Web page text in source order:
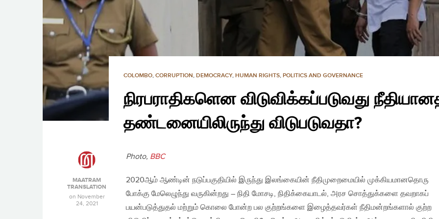
COLOMBO, CORRUPTION, DEMOCRACY, HUMAN RIGHTS, POLITICS AND GOVERNANCE
நிரபராதிகளென விடுவிக்கப்படுவது
தண்டனையிலிருந்து விடுபடுவதா?
MAATRAM
TRANSLATION
on November
24, 2021
Photo, BBC
2020ஆம் ஆண்டின் நடுப்பகுதியில் இருந்து இலங்கையின் நீதிமுறைமையில் முக்கியமானதொரு
போக்கு மேலெழுந்து வருகின்றது – நிதி மோசடி, நிதிக்கையாடல், அரச சொத்துக்களை தவறாகப்
பயன்படுத்துதல் மற்றும் கொலை போன்ற பல குற்றங்களை இழைத்தவர்கள் நீதிமன்றங்களால் குற்ற